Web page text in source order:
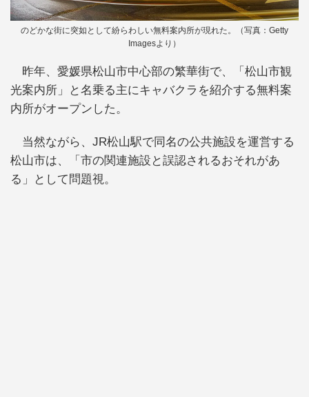
のどかな街に突如として紛らわしい無料案内所が現れた。（写真：Getty
Imagesより）
昨年、愛媛県松山市中心部の繁華街で、「松山市観
光案内所」と名乗る主にキャバクラを紹介する無料案
内所がオープンした。
当然ながら、JR松山駅で同名の公共施設を運営する
松山市は、「市の関連施設と誤認されるおそれがあ
る」として問題視。